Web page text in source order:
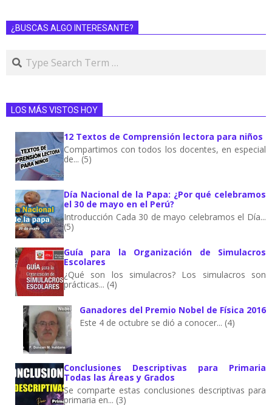
¿BUSCAS ALGO INTERESANTE?
LOS MÁS VISTOS HOY
12 Textos de Comprensión lectora para niños
Compartimos con todos los docentes, en especial
de... (5)
Día Nacional de la Papa: ¿Por qué celebramos
el 30 de mayo en el Perú?
Introducción Cada 30 de mayo celebramos el Día...
(5)
Guía para la Organización de Simulacros
Escolares
¿Qué son los simulacros? Los simulacros son
prácticas... (4)
Ganadores del Premio Nobel de Física 2016
Este 4 de octubre se dió a conocer... (4)
Conclusiones Descriptivas para Primaria
Todas las Áreas y Grados
Se comparte estas conclusiones descriptivas para
primaria en... (3)